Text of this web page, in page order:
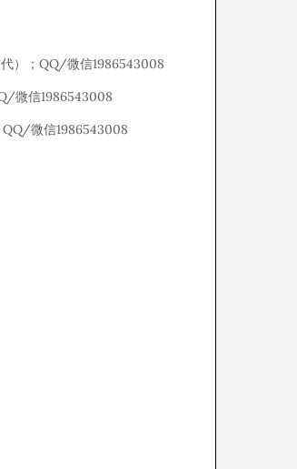
）；QQ/微信1986543008
微信1986543008
QQ/微信1986543008